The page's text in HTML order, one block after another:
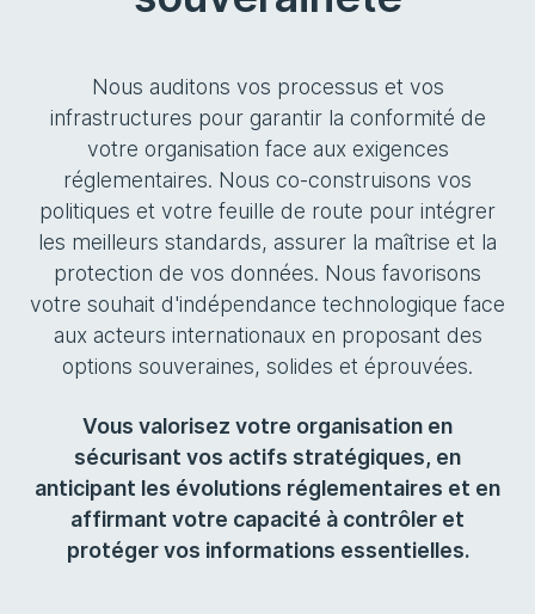
Nous auditons vos processus et vos
infrastructures pour garantir la conformité de
votre organisation face aux exigences
réglementaires. Nous co-construisons vos
politiques et votre feuille de route pour intégrer
les meilleurs standards, assurer la maîtrise et la
protection de vos données. Nous favorisons
votre souhait d'indépendance technologique face
aux acteurs internationaux en proposant des
options souveraines, solides et éprouvées.
Vous valorisez votre organisation en
sécurisant vos actifs stratégiques, en
anticipant les évolutions réglementaires et en
affirmant votre capacité à contrôler et
protéger vos informations essentielles.